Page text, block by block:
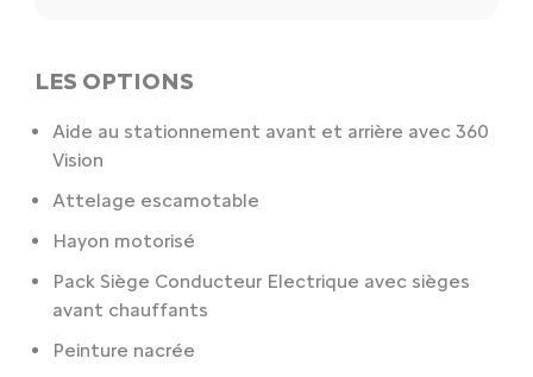
LES OPTIONS
Aide au stationnement avant et arrière avec 360
Vision
Attelage escamotable
Hayon motorisé
Pack Siège Conducteur Electrique avec sièges
avant chauffants
Peinture nacrée